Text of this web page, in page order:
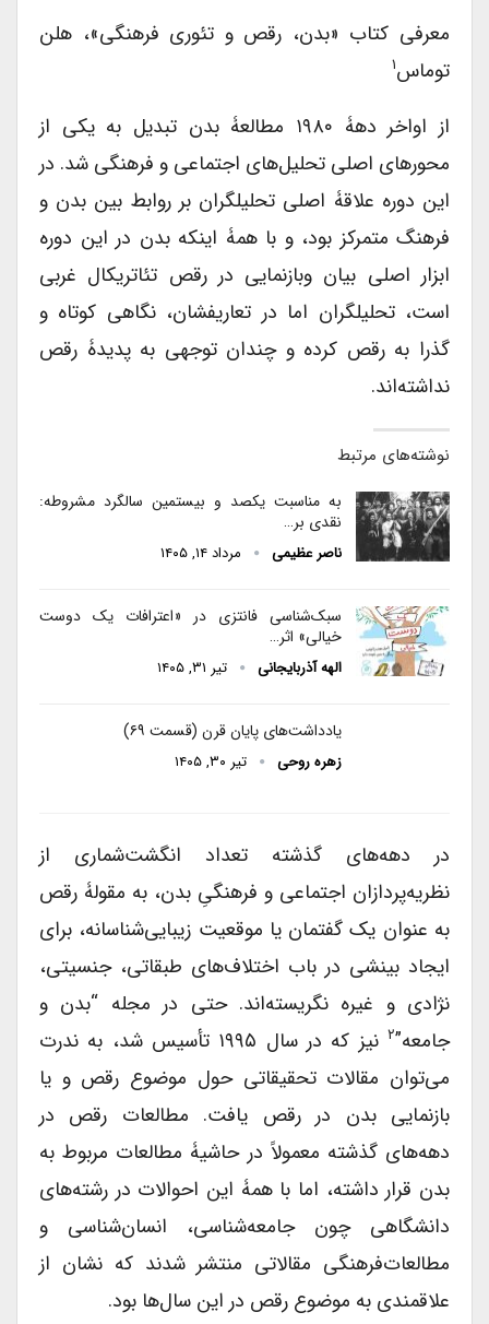
معرفی کتاب «بدن، رقص و تئوری فرهنگی»، هلن
توماس۱
از اواخر دهۀ ۱۹۸۰ مطالعۀ بدن تبدیل به یکی از
محورهای اصلی تحلیل‌های اجتماعی و فرهنگی شد. در
این دوره علاقۀ اصلی تحلیلگران بر روابط بین بدن و
فرهنگ متمرکز بود، و با همۀ اینکه بدن در این دوره
ابزار اصلی بیان وبازنمایی در رقص تئاتریکال غربی
است، تحلیلگران اما در تعاریفشان، نگاهی کوتاه و
گذرا به رقص کرده و چندان توجهی به پدیدۀ رقص
نداشته‌اند.
نوشته‌های مرتبط
به مناسبت یکصد و بیستمین سالگرد مشروطه:
نقدی بر…
ناصر عظیمی مرداد ۱۴, ۱۴۰۵
سبک‌شناسی فانتزی در «اعترافات یک دوست
خیالی» اثر…
الهه آذربایجانی تیر ۳۱, ۱۴۰۵
یادداشت‌های پایان قرن (قسمت ۶۹)
زهره روحی تیر ۳۰, ۱۴۰۵
در دهه‌های گذشته تعداد انگشت‌شماری از
نظریه‌پردازان اجتماعی و فرهنگیِ بدن، به مقولۀ رقص
به عنوان یک گفتمان یا موقعیت زیبایی‌شناسانه، برای
ایجاد بینشی در باب اختلاف‌های طبقاتی، جنسیتی،
نژادی و غیره نگریسته‌اند. حتی در مجله “بدن و
جامعه”۲
نیز که در سال ۱۹۹۵ تأسیس شد، به ندرت
می‌توان مقالات تحقیقاتی حول موضوع رقص و یا
بازنمایی بدن در رقص یافت. مطالعات رقص در
دهه‌های گذشته معمولاً در حاشیۀ مطالعات مربوط به
بدن قرار داشته، اما با همۀ این احوالات در رشته‌های
دانشگاهی چون جامعه‌شناسی، انسان‌شناسی و
مطالعات‌فرهنگی مقالاتی منتشر شدند که نشان از
علاقمندی به موضوع رقص در این سال‌ها بود.